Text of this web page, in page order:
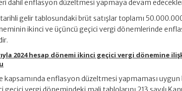
dahil enflasyon düzeltmesi yapmaya devam
gelir tablosundaki brüt satışlar toplamı
ikinci ve üçüncü geçici vergi dönemlerinde
2024 hesap dönemi ikinci geçici vergi dönemine
kapsamında enflasyon düzeltmesi yapmaması